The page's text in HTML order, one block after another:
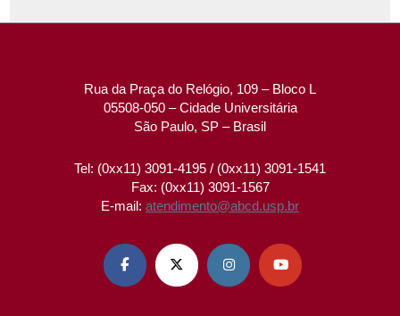
Rua da Praça do Relógio, 109 – Bloco L
05508-050 – Cidade Universitária
São Paulo, SP – Brasil
Tel: (0xx11) 3091-4195 / (0xx11) 3091-1541
Fax: (0xx11) 3091-1567
E-mail: atendimento@abcd.usp.br
   